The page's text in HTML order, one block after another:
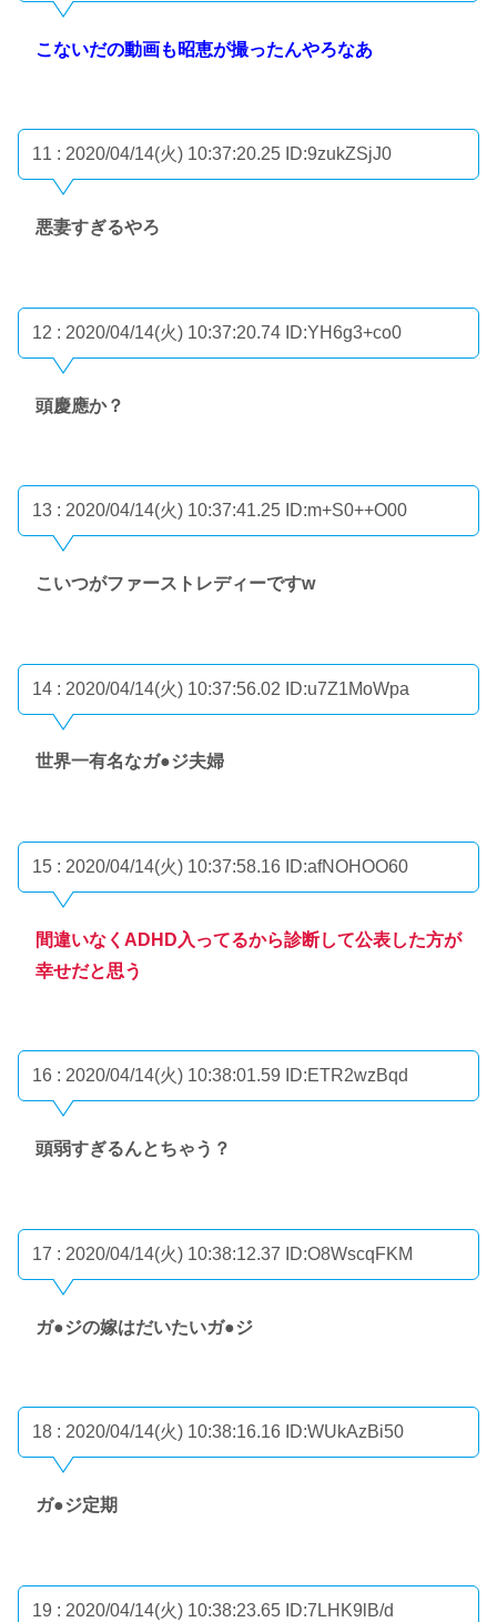
こないだの動画も昭恵が撮ったんやろなあ
11 : 2020/04/14(火) 10:37:20.25 ID:9zukZSjJ0
悪妻すぎるやろ
12 : 2020/04/14(火) 10:37:20.74 ID:YH6g3+co0
頭慶應か？
13 : 2020/04/14(火) 10:37:41.25 ID:m+S0++O00
こいつがファーストレディーですw
14 : 2020/04/14(火) 10:37:56.02 ID:u7Z1MoWpa
世界一有名なガ●ジ夫婦
15 : 2020/04/14(火) 10:37:58.16 ID:afNOHOO60
間違いなくADHD入ってるから診断して公表した方が
幸せだと思う
16 : 2020/04/14(火) 10:38:01.59 ID:ETR2wzBqd
頭弱すぎるんとちゃう？
17 : 2020/04/14(火) 10:38:12.37 ID:O8WscqFKM
ガ●ジの嫁はだいたいガ●ジ
18 : 2020/04/14(火) 10:38:16.16 ID:WUkAzBi50
ガ●ジ定期
19 : 2020/04/14(火) 10:38:23.65 ID:7LHK9lB/d